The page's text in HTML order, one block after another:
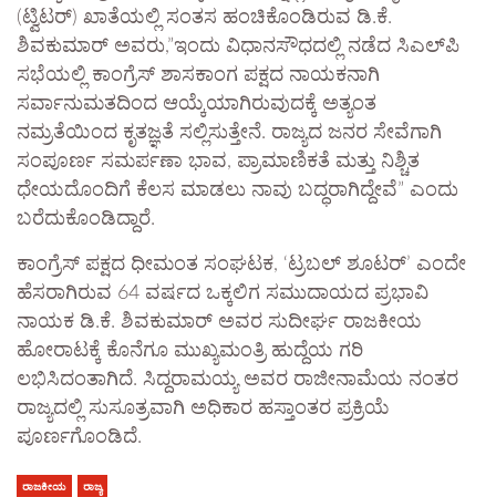
(ಟ್ವಿಟರ್) ಖಾತೆಯಲ್ಲಿ ಸಂತಸ ಹಂಚಿಕೊಂಡಿರುವ ಡಿ.ಕೆ.
ಶಿವಕುಮಾರ್ ಅವರು,​”ಇಂದು ವಿಧಾನಸೌಧದಲ್ಲಿ ನಡೆದ ಸಿಎಲ್‌ಪಿ
ಸಭೆಯಲ್ಲಿ ಕಾಂಗ್ರೆಸ್ ಶಾಸಕಾಂಗ ಪಕ್ಷದ ನಾಯಕನಾಗಿ
ಸರ್ವಾನುಮತದಿಂದ ಆಯ್ಕೆಯಾಗಿರುವುದಕ್ಕೆ ಅತ್ಯಂತ
ನಮ್ರತೆಯಿಂದ ಕೃತಜ್ಞತೆ ಸಲ್ಲಿಸುತ್ತೇನೆ. ರಾಜ್ಯದ ಜನರ ಸೇವೆಗಾಗಿ
ಸಂಪೂರ್ಣ ಸಮರ್ಪಣಾ ಭಾವ, ಪ್ರಾಮಾಣಿಕತೆ ಮತ್ತು ನಿಶ್ಚಿತ
ಧೇಯದೊಂದಿಗೆ ಕೆಲಸ ಮಾಡಲು ನಾವು ಬದ್ಧರಾಗಿದ್ದೇವೆ” ಎಂದು
ಬರೆದುಕೊಂಡಿದ್ದಾರೆ.
ಕಾಂಗ್ರೆಸ್ ಪಕ್ಷದ ಧೀಮಂತ ಸಂಘಟಕ, ‘ಟ್ರಬಲ್ ಶೂಟರ್’ ಎಂದೇ
ಹೆಸರಾಗಿರುವ 64 ವರ್ಷದ ಒಕ್ಕಲಿಗ ಸಮುದಾಯದ ಪ್ರಭಾವಿ
ನಾಯಕ ಡಿ.ಕೆ. ಶಿವಕುಮಾರ್ ಅವರ ಸುದೀರ್ಘ ರಾಜಕೀಯ
ಹೋರಾಟಕ್ಕೆ ಕೊನೆಗೂ ಮುಖ್ಯಮಂತ್ರಿ ಹುದ್ದೆಯ ಗರಿ
ಲಭಿಸಿದಂತಾಗಿದೆ. ಸಿದ್ದರಾಮಯ್ಯ ಅವರ ರಾಜೀನಾಮೆಯ ನಂತರ
ರಾಜ್ಯದಲ್ಲಿ ಸುಸೂತ್ರವಾಗಿ ಅಧಿಕಾರ ಹಸ್ತಾಂತರ ಪ್ರಕ್ರಿಯೆ
ಪೂರ್ಣಗೊಂಡಿದೆ.
ರಾಜಕೀಯ ರಾಜ್ಯ